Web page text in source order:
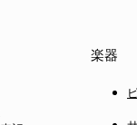
楽器